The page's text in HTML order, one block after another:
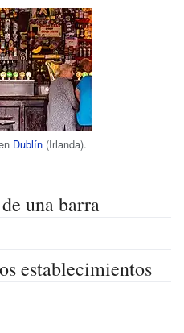
Dublín (Irlanda).
una barra
establecimientos